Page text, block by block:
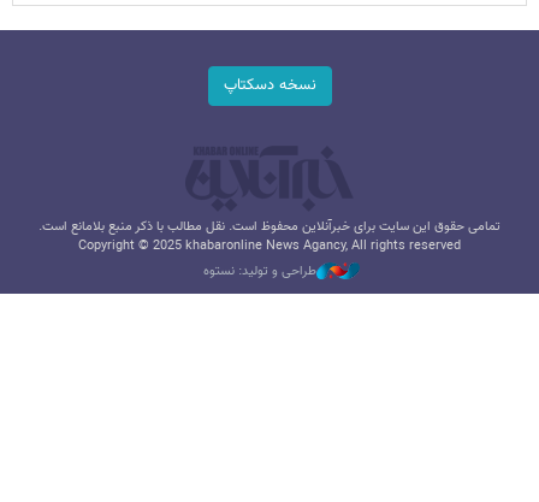
نسخه دسکتاپ
تمامی حقوق این سایت برای خبرآنلاین محفوظ است. نقل مطالب با ذکر منبع بلامانع است.
Copyright © 2025 khabaronline News Agancy, All rights reserved
طراحی و تولید: نستوه